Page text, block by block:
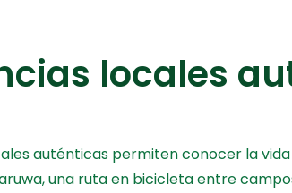
locales
auténticas permiten conocer la
una ruta en bicicleta entre